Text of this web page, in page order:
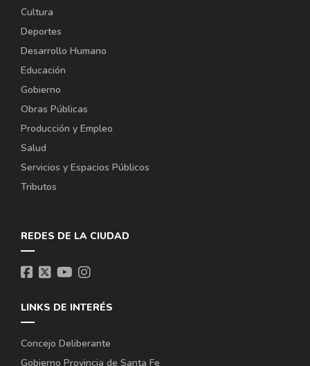
Cultura
Deportes
Desarrollo Humano
Educación
Gobierno
Obras Públicas
Producción y Empleo
Salud
Servicios y Espacios Públicos
Tributos
REDES DE LA CIUDAD
LINKS DE INTERÉS
Concejo Deliberante
Gobierno Provincia de Santa Fe